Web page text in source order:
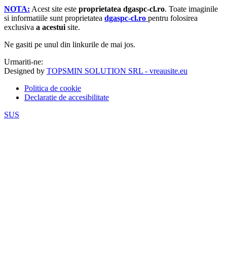
NOTA: Acest site este proprietatea dgaspc-cl.ro. Toate imaginile
si informatiile sunt proprietatea dgaspc-cl.ro pentru folosirea
exclusiva a acestui site.
Ne gasiti pe unul din linkurile de mai jos.
Urmariti-ne:
Designed by TOPSMIN SOLUTION SRL - vreausite.eu
Politica de cookie
Declaratie de accesibilitate
SUS